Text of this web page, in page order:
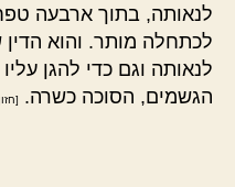
לנאותה, בתוך ארבעה
לכתחלה מותר. והוא הדין
לנאותה וגם כדי להגן
הגשמים, הסוכה כשרה.